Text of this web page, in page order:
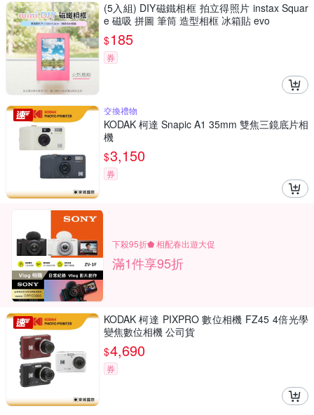
(5入組) DIY磁鐵相框 拍立得照片 instax Squar
e 磁吸 拼圖 筆筒 造型相框 冰箱貼 evo
$185
券
交換禮物
KODAK 柯達 Snapic A1 35mm 雙焦三鏡底片相
機
$3,150
券
下殺95折⬟ 相配春出遊大促
滿1件享95折
KODAK 柯達 PIXPRO 數位相機 FZ45 4倍光學
變焦數位相機 公司貨
$4,690
券